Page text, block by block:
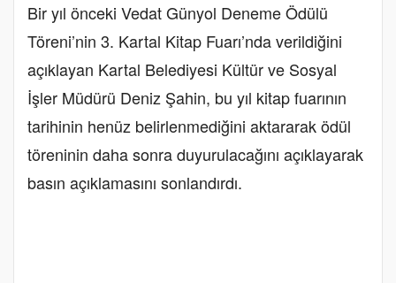
Bir yıl önceki Vedat Günyol Deneme Ödülü
Töreni’nin 3. Kartal Kitap Fuarı’nda verildiğini
açıklayan Kartal Belediyesi Kültür ve Sosyal
İşler Müdürü Deniz Şahin, bu yıl kitap fuarının
tarihinin henüz belirlenmediğini aktararak ödül
töreninin daha sonra duyurulacağını açıklayarak
basın açıklamasını sonlandırdı.